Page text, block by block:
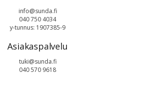
info@sunda.fi
040 750 4034
y-tunnus: 1907385-9
Asiakaspalvelu
tuki@sunda.fi
040 570 9618